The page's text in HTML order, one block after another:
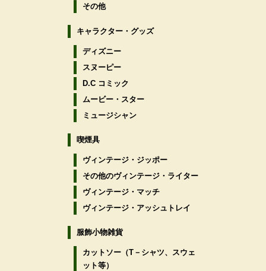
その他
キャラクター・グッズ
ディズニー
スヌーピー
D.C コミック
ムービー・スター
ミュージシャン
喫煙具
ヴィンテージ・ジッポー
その他のヴィンテージ・ライター
ヴィンテージ・マッチ
ヴィンテージ・アッシュトレイ
服飾小物雑貨
カットソー（T－シャツ、スウェ
ット等）